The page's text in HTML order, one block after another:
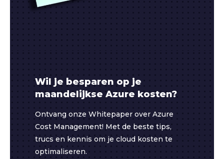
Wil je besparen op je
maandelijkse Azure kosten?
Ontvang onze Whitepaper over Azure
Cost Management! Met de beste tips,
trucs en kennis om je cloud kosten te
optimaliseren.